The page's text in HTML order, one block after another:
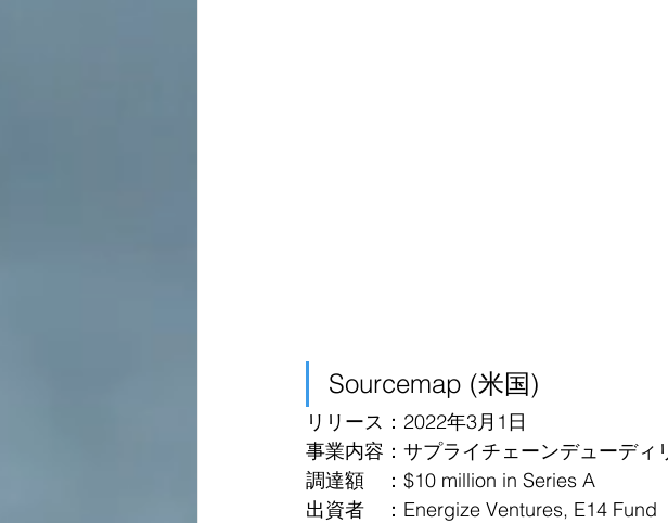
Sourcemap (米国)
リリース：2022年3月1日
事業内容：サプライチェーンデューディ
調達額　：$10 million in Series A
出資者　：Energize Ventures, E14 Fund